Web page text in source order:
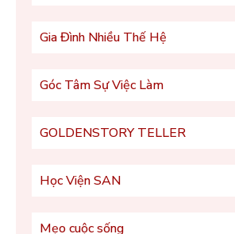
Gia Đình Nhiều Thế Hệ
Góc Tâm Sự Việc Làm
GOLDENSTORY TELLER
Học Viện SAN
Mẹo cuộc sống